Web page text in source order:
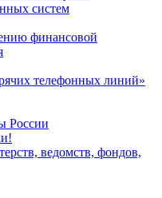
систем
финансовой
телефонных линий»
России
ведомств, фондов,